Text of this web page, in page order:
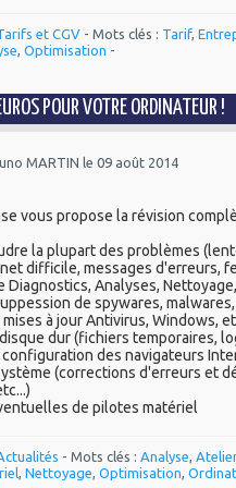
et CGV - Mots clés : Tarif,
, Optimisation -
POUR VOTRE ORDINATEUR !
MARTIN le 09 août 2014
vous propose la révision
la plupart des problèmes
difficile, messages d'erreurs,
Diagnostics, Analyses,
de spywares,
à jour Antivirus, Windows,
dur (fichiers temporaires,
des navigateurs
(corrections d'erreurs et
de pilotes matériel
- Mots clés : Analyse, Atelier
, Nettoyage, Optimisation,